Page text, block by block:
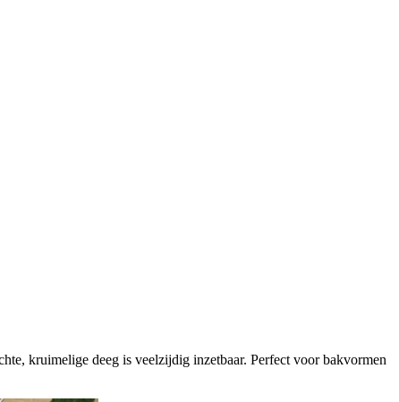
kruimelige deeg is veelzijdig inzetbaar. Perfect voor bakvormen